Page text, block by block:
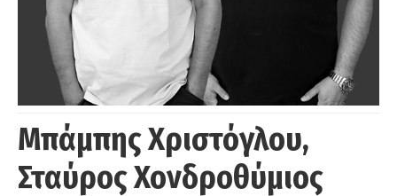
Μπάμπης Χριστόγλου,
Σταύρος Χονδροθύμιος